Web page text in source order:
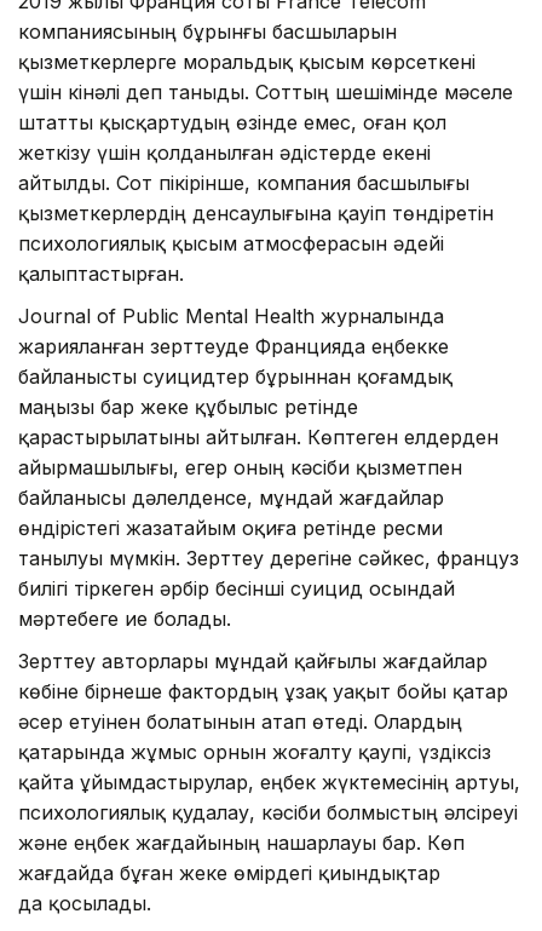
компаниясының бұрынғы басшыларын
қызметкерлерге моральдық қысым көрсеткені
үшін кінәлі деп таныды. Соттың шешімінде мәселе
штатты қысқартудың өзінде емес, оған қол
жеткізу үшін қолданылған әдістерде екені
айтылды. Сот пікірінше, компания басшылығы
қызметкерлердің денсаулығына қауіп төндіретін
психологиялық қысым атмосферасын әдейі
қалыптастырған.
Journal of Public Mental Health журналында
жарияланған зерттеуде Францияда еңбекке
байланысты суицидтер бұрыннан қоғамдық
маңызы бар жеке құбылыс ретінде
қарастырылатыны айтылған. Көптеген елдерден
айырмашылығы, егер оның кәсіби қызметпен
байланысы дәлелденсе, мұндай жағдайлар
өндірістегі жазатайым оқиға ретінде ресми
танылуы мүмкін. Зерттеу дерегіне сәйкес, француз
билігі тіркеген әрбір бесінші суицид осындай
мәртебеге ие болады.
Зерттеу авторлары мұндай қайғылы жағдайлар
көбіне бірнеше фактордың ұзақ уақыт бойы қатар
әсер етуінен болатынын атап өтеді. Олардың
қатарында жұмыс орнын жоғалту қаупі, үздіксіз
қайта ұйымдастырулар, еңбек жүктемесінің артуы,
психологиялық қудалау, кәсіби болмыстың әлсіреуі
және еңбек жағдайының нашарлауы бар. Көп
жағдайда бұған жеке өмірдегі қиындықтар
да қосылады.